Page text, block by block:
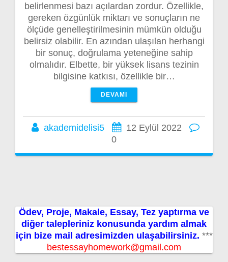
belirlenmesi bazı açılardan zordur. Özellikle,
gereken özgünlük miktarı ve sonuçların ne
ölçüde genelleştirilmesinin mümkün olduğu
belirsiz olabilir. En azından ulaşılan herhangi
bir sonuç, doğrulama yeteneğine sahip
olmalıdır. Elbette, bir yüksek lisans tezinin
bilgisine katkısı, özellikle bir…
DEVAMI
akademidelisi5
12 Eylül 2022
0
Ödev, Proje, Makale, Essay, Tez yaptırma ve
diğer talepleriniz konusunda yardım almak
için bize mail adresimizden ulaşabilirsiniz. ***
bestessayhomework@gmail.com